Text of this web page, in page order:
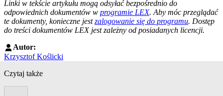
Linki w tekście artykułu mogą odsyłać bezpośrednio do
odpowiednich dokumentów w programie LEX. Aby móc przeglądać
te dokumenty, konieczne jestzalogowanie się do programu. Dostęp
do treści dokumentów LEX jest zależny od posiadanych licencji.
Autor:
Krzysztof Koślicki
Czytaj także